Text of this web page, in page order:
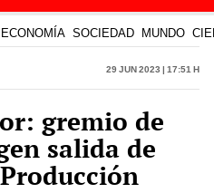
ECONOMÍA SOCIEDAD MUNDO
29 Jun 2023 | 17:51 h
gremio de
salida de